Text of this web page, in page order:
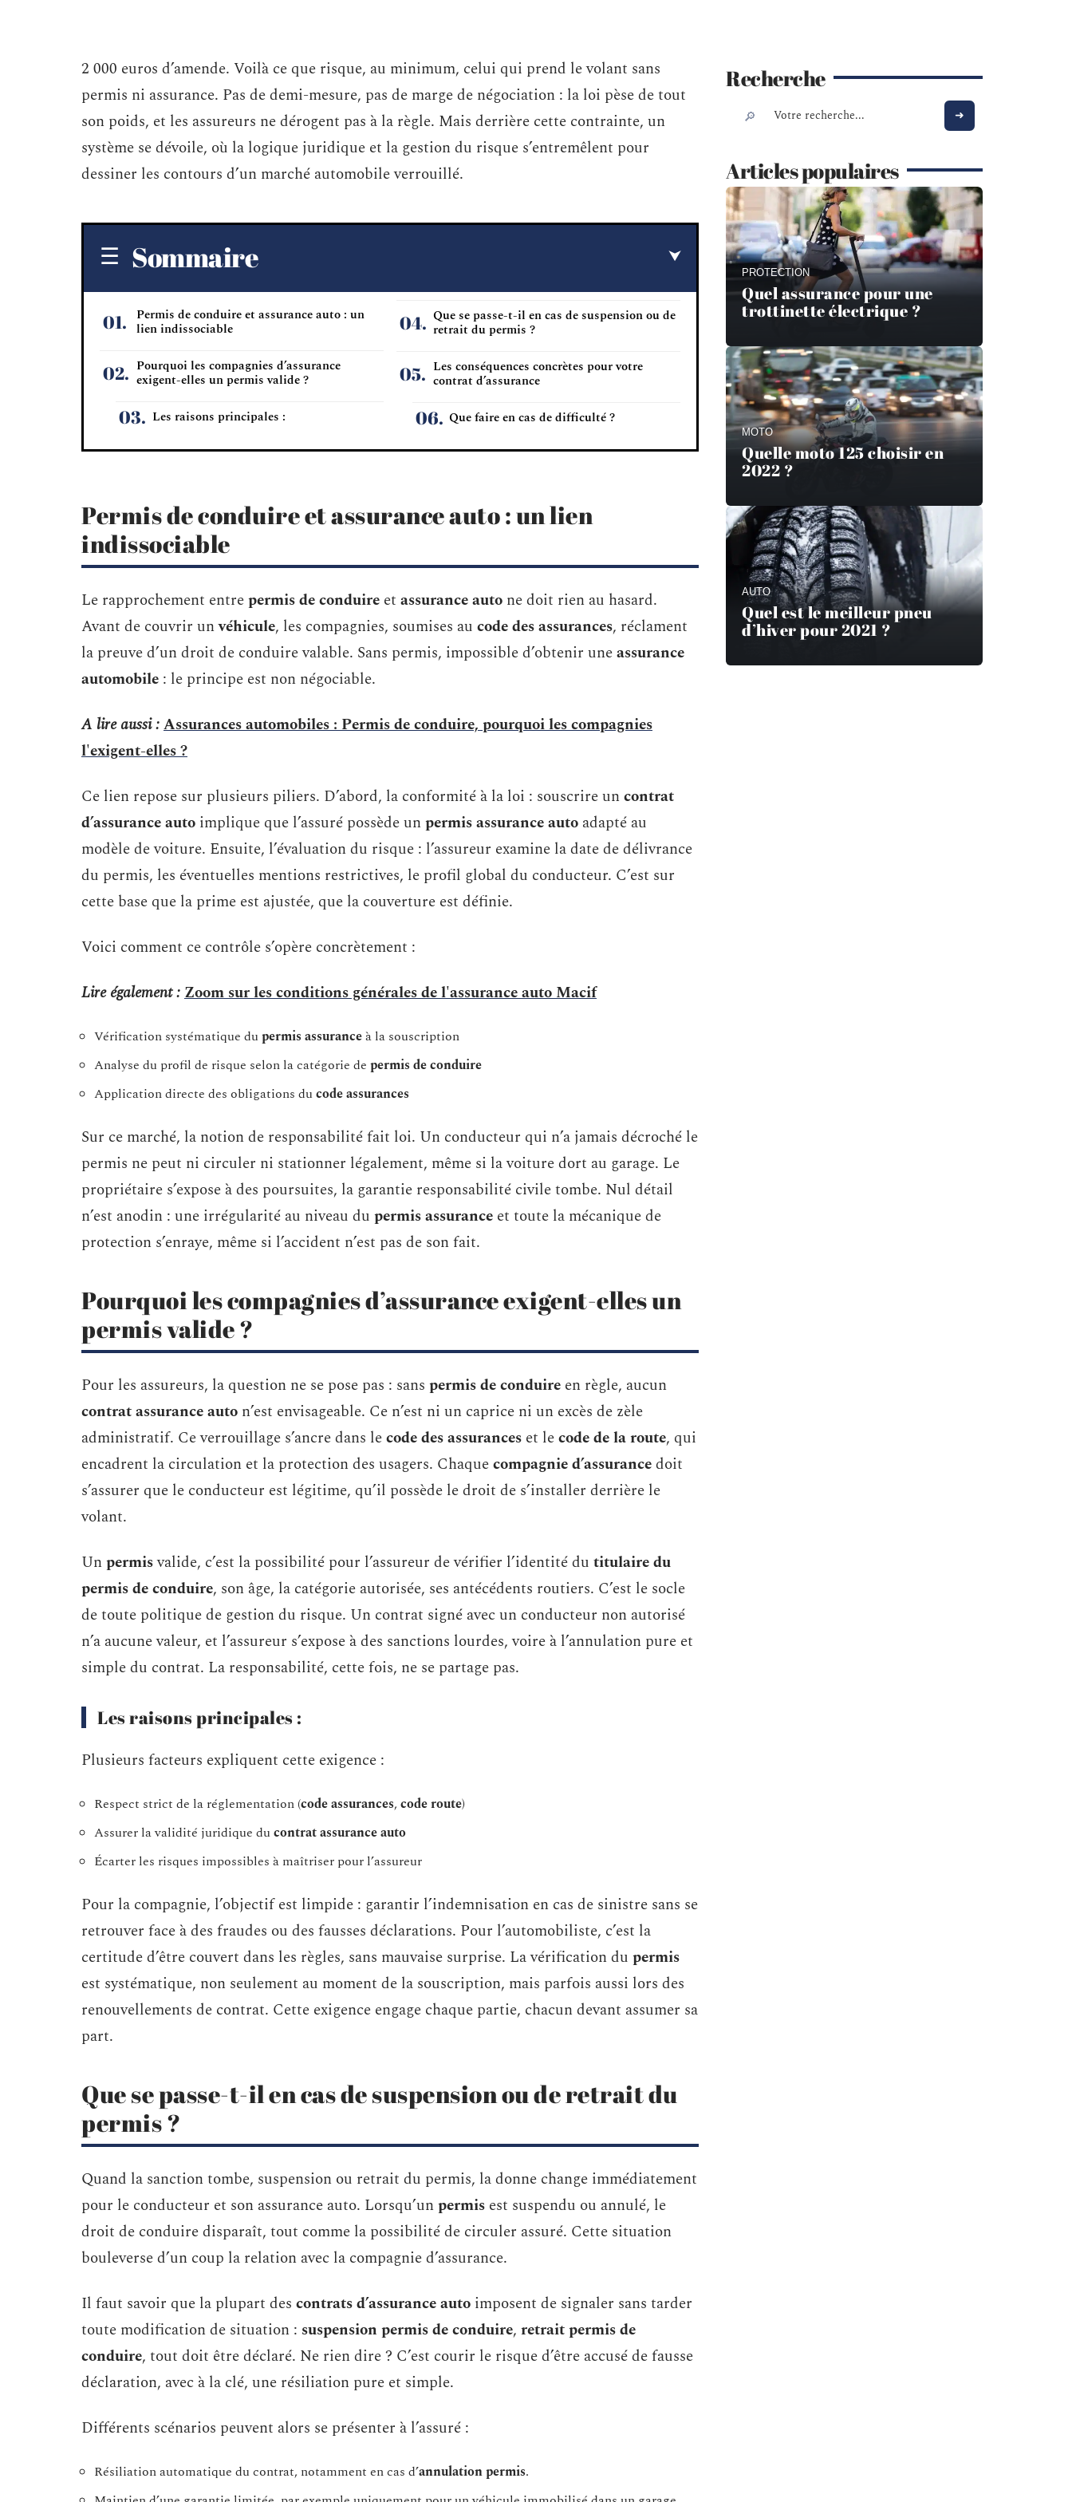
2 000 euros d’amende. Voilà ce que risque, au minimum, celui qui prend le volant sans
permis ni assurance. Pas de demi-mesure, pas de marge de négociation : la loi pèse de tout
son poids, et les assureurs ne dérogent pas à la règle. Mais derrière cette contrainte, un
système se dévoile, où la logique juridique et la gestion du risque s’entremêlent pour
dessiner les contours d’un marché automobile verrouillé.
Sommaire
Permis de conduire et assurance auto : un
lien indissociable
Pourquoi les compagnies d’assurance
exigent-elles un permis valide ?
Les raisons principales :
Que se passe-t-il en cas de suspension ou de
retrait du permis ?
Les conséquences concrètes pour votre
contrat d’assurance
Que faire en cas de difficulté ?
Permis de conduire et assurance auto : un lien
indissociable
Le rapprochement entrepermis de conduire et assurance auto ne doit rien au hasard.
Avant de couvrir unvéhicule, les compagnies, soumises au code des assurances, réclament
la preuve d’un droit de conduire valable. Sans permis, impossible d’obtenir uneassurance
automobile : le principe est non négociable.
A lire aussi :Assurances automobiles : Permis de conduire, pourquoi les compagnies
l'exigent-elles ?
Ce lien repose sur plusieurs piliers. D’abord, la conformité à la loi : souscrire uncontrat
d’assurance auto implique que l’assuré possède unpermis assurance auto adapté au
modèle de voiture. Ensuite, l’évaluation du risque : l’assureur examine la date de délivrance
du permis, les éventuelles mentions restrictives, le profil global du conducteur. C’est sur
cette base que la prime est ajustée, que la couverture est définie.
Voici comment ce contrôle s’opère concrètement :
Lire également :Zoom sur les conditions générales de l'assurance auto Macif
Vérification systématique dupermis assuranceà la souscription
Analyse du profil de risque selon la catégorie de permis de conduire
Application directe des obligations ducode assurances
Sur ce marché, la notion de responsabilité fait loi. Un conducteur qui n’a jamais décroché le
permis ne peut ni circuler ni stationner légalement, même si la voiture dort au garage. Le
propriétaire s’expose à des poursuites, la garantie responsabilité civile tombe. Nul détail
n’est anodin : une irrégularité au niveau du permis assurance et toute la mécanique de
protection s’enraye, même si l’accident n’est pas de son fait.
Pourquoi les compagnies d’assurance exigent-elles un
permis valide ?
Pour les assureurs, la question ne se pose pas : sans permis de conduire en règle, aucun
contrat assurance auto n’est envisageable. Ce n’est ni un caprice ni un excès de zèle
administratif. Ce verrouillage s’ancre dans lecode des assurances et lecode de la route, qui
encadrent la circulation et la protection des usagers. Chaquecompagnie d’assurancedoit
s’assurer que le conducteur est légitime, qu’il possède le droit de s’installer derrière le
volant.
Unpermisvalide, c’est la possibilité pour l’assureur de vérifier l’identité du titulaire du
permis de conduire, son âge, la catégorie autorisée, ses antécédents routiers. C’est le socle
de toute politique de gestion du risque. Un contrat signé avec un conducteur non autorisé
n’a aucune valeur, et l’assureur s’expose à des sanctions lourdes, voire à l’annulation pure et
simple du contrat. La responsabilité, cette fois, ne se partage pas.
Les raisons principales :
Plusieurs facteurs expliquent cette exigence :
Respect strict de la réglementation (code assurances,code route)
Assurer la validité juridique ducontrat assurance auto
Écarter les risques impossibles à maîtriser pour l’assureur
Pour la compagnie, l’objectif est limpide : garantir l’indemnisation en cas de sinistre sans se
retrouver face à des fraudes ou des fausses déclarations. Pour l’automobiliste, c’est la
certitude d’être couvert dans les règles, sans mauvaise surprise. La vérification du permis
est systématique, non seulement au moment de la souscription, mais parfois aussi lors des
renouvellements de contrat. Cette exigence engage chaque partie, chacun devant assumer sa
part.
Que se passe-t-il en cas de suspension ou de retrait du
permis ?
Quand la sanction tombe, suspension ou retrait du permis, la donne change immédiatement
pour le conducteur et son assurance auto. Lorsqu’unpermis est suspendu ou annulé, le
droit de conduire disparaît, tout comme la possibilité de circuler assuré. Cette situation
bouleverse d’un coup la relation avec la compagnie d’assurance.
Il faut savoir que la plupart des contrats d’assurance auto imposent de signaler sans tarder
toute modification de situation : suspension permis de conduire, retrait permis de
conduire, tout doit être déclaré. Ne rien dire ? C’est courir le risque d’être accusé de fausse
déclaration, avec à la clé, une résiliation pure et simple.
Différents scénarios peuvent alors se présenter à l’assuré :
Résiliation automatique du contrat, notamment en cas d’annulation permis.
Recherche
Articles populaires
PROTECTION
Quel assurance pour une
trottinette électrique ?
MOTO
Quelle moto 125 choisir en
2022 ?
AUTO
Quel est le meilleur pneu
d’hiver pour 2021 ?